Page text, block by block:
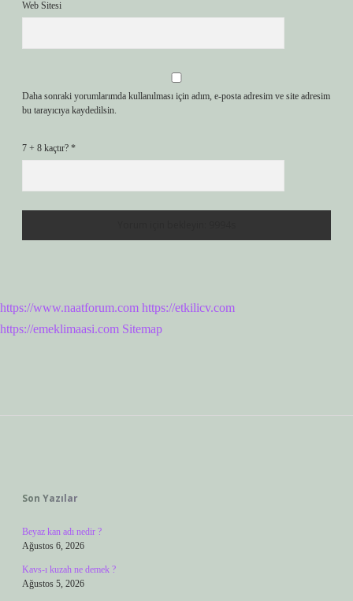
Web Sitesi
Daha sonraki yorumlarımda kullanılması için adım, e-posta adresim ve site adresim
bu tarayıcıya kaydedilsin.
7 + 8 kaçtır? *
https://www.naatforum.com https://etkilicv.com
https://emeklimaasi.com Sitemap
Son Yazılar
Beyaz kan adı nedir ?
Ağustos 6, 2026
Kavs-ı kuzah ne demek ?
Ağustos 5, 2026